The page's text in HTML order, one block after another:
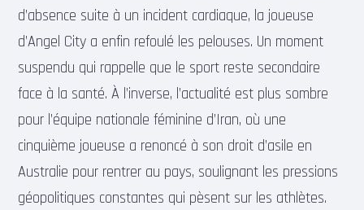
d’absence suite à un incident cardiaque, la joueuse
d’Angel City a enfin refoulé les pelouses. Un moment
suspendu qui rappelle que le sport reste secondaire
face à la santé. À l’inverse, l’actualité est plus sombre
pour l’équipe nationale féminine d’Iran, où une
cinquième joueuse a renoncé à son droit d’asile en
Australie pour rentrer au pays, soulignant les pressions
géopolitiques constantes qui pèsent sur les athlètes.